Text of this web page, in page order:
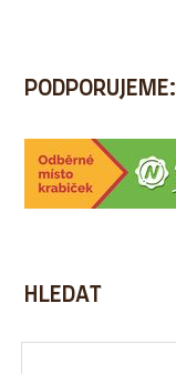
PODPORUJEME:
HLEDAT